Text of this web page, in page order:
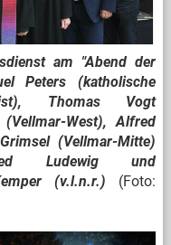
am "Abend der
Peters (katholische
Thomas Vogt
West), Alfred
(Vellmar-Mitte)
Ludewig und
(v.l.n.r.) (Foto: